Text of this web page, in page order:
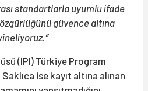
standartlarla uyumlu ifade
güvence altına
(IPI) Türkiye Program
ise kayıt altına alınan